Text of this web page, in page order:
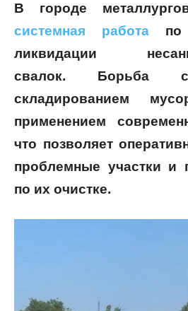
В городе
системная работа по
ликвидации
свалок. Борьба с
складированием
применением
что позволяет
проблемные участки и
по их очистке.